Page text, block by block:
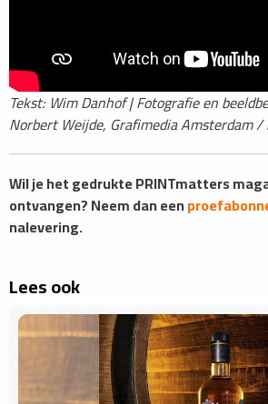
Tekst: Wim Danhof | Fotografie en
Norbert Weijde, Grafimedia Amsterdam
Wil je het gedrukte PRINTmatters
ontvangen? Neem dan een
nalevering.
Lees ook